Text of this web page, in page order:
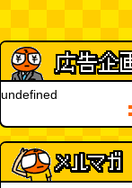
さ・7/25
ルZダイジ
タルZ)
おもしろ
(林雄司)
冷房の壊
undefined